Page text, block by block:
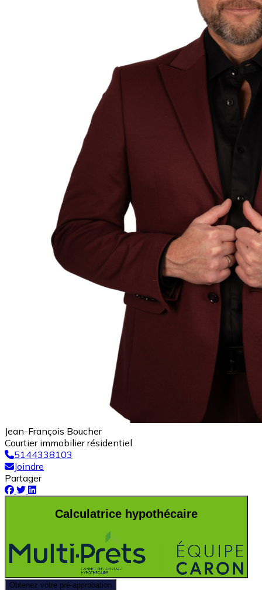
Jean-François Boucher
Courtier immobilier résidentiel
5144338103
Joindre
Partager
Calculatrice hypothécaire
Obtenez votre pré-approbation